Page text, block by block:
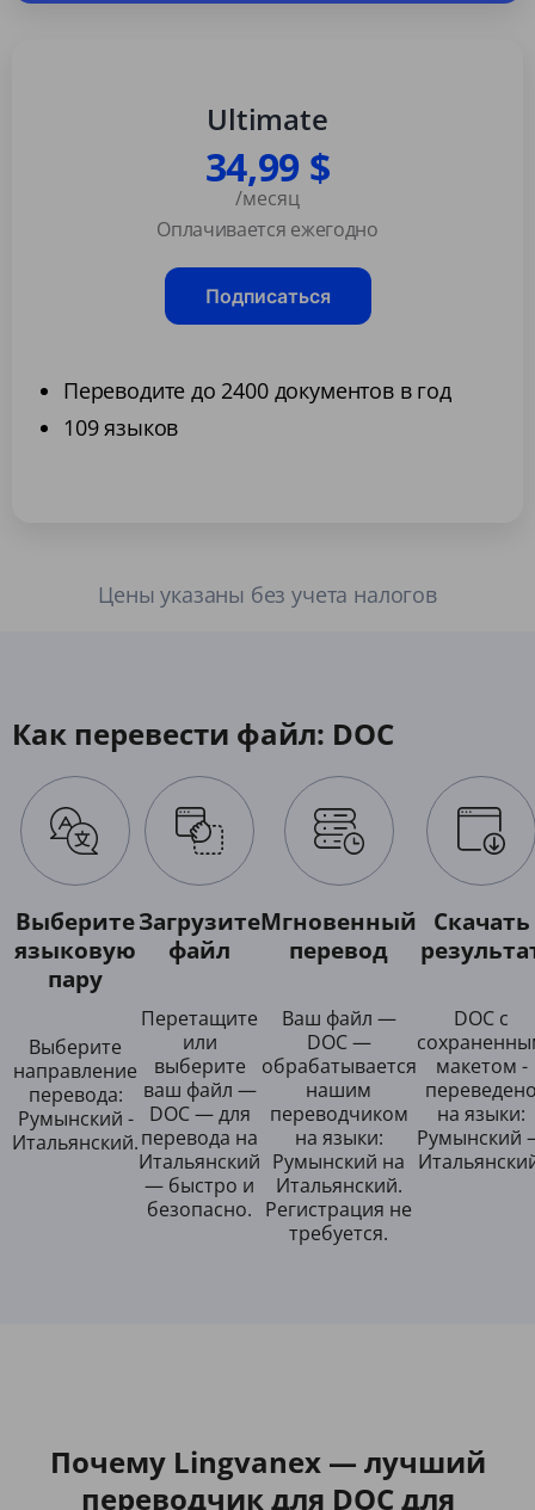
Ultimate
34,99 $
/месяц
Оплачивается ежегодно
Подписаться
Переводите до 2400 документов в год
109 языков
Цены указаны без учета налогов
Как перевести файл: DOC
Выберите
языковую
пару
Выберите
направление
перевода:
Румынский -
Итальянский.
Загрузите
файл
Перетащите
или
выберите
ваш файл —
DOC — для
перевода на
Итальянский
— быстро и
безопасно.
Мгновенный
перевод
Ваш файл —
DOC —
обрабатывается
нашим
переводчиком
на языки:
Румынский на
Итальянский.
Регистрация не
требуется.
Скачать
DOC с
макетом -
на языки:
Румынский
Почему Lingvanex — лучший
переводчик для DOC для